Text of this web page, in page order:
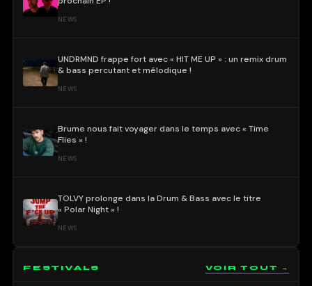
NEWS
UNDRMND frappe fort avec « HIT ME UP » : un remix drum
& bass percutant et mélodique !
NEWS
Brume nous fait voyager dans le temps avec « Time
Flies » !
NEWS
TOLVY prolonge dans la Drum & Bass avec le titre
« Polar Night » !
NEWS
FESTIVALS VOIR TOUT →